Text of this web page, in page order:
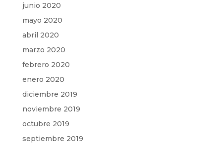
junio 2020
mayo 2020
abril 2020
marzo 2020
febrero 2020
enero 2020
diciembre 2019
noviembre 2019
octubre 2019
septiembre 2019